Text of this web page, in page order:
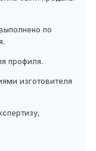
по
профиля.
изготовителя